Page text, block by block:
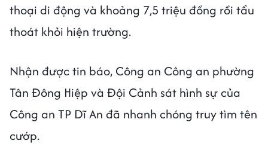
thoại di động và khoảng 7,5 triệu đồng rồi tẩu
thoát khỏi hiện trường.
Nhận được tin báo, Công an Công an phường
Tân Đông Hiệp và Đội Cảnh sát hình sự của
Công an TP Dĩ An đã nhanh chóng truy tìm tên
cướp.